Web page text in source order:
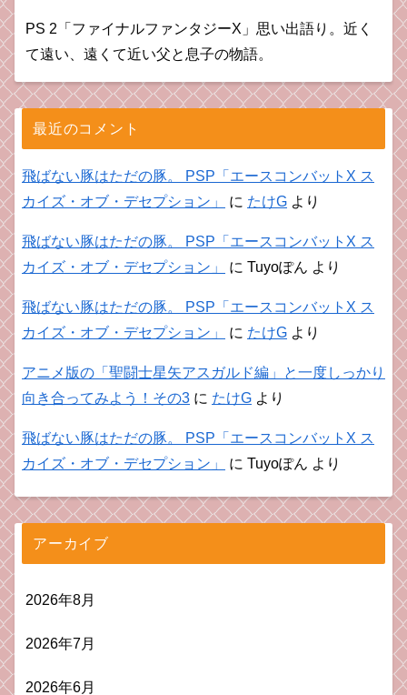
PS 2「ファイナルファンタジーX」思い出語り。近く
て遠い、遠くて近い父と息子の物語。
最近のコメント
飛ばない豚はただの豚。 PSP「エースコンバットX ス
カイズ・オブ・デセプション」
に たけG より
飛ばない豚はただの豚。 PSP「エースコンバットX ス
カイズ・オブ・デセプション」
に Tuyoぽん より
飛ばない豚はただの豚。 PSP「エースコンバットX ス
カイズ・オブ・デセプション」
に たけG より
アニメ版の「聖闘士星矢アスガルド編」と一度しっかり
向き合ってみよう！その3 に たけG より
飛ばない豚はただの豚。 PSP「エースコンバットX ス
カイズ・オブ・デセプション」
に Tuyoぽん より
アーカイブ
2026年8月
2026年7月
2026年6月